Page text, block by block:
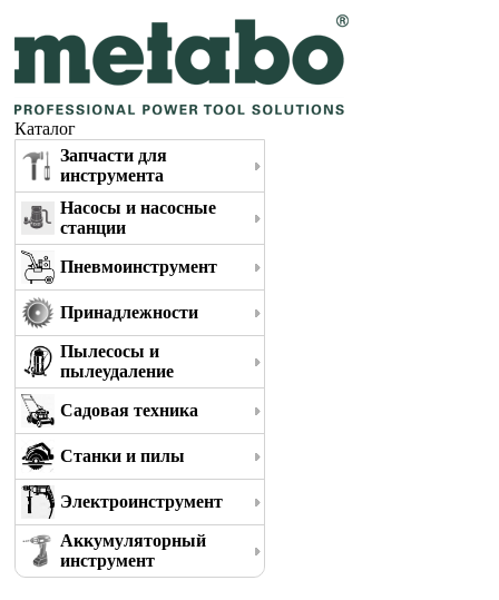
Каталог
Запчасти для
инструмента
Насосы и насосные
станции
Пневмоинструмент
Принадлежности
Пылесосы и
пылеудаление
Садовая техника
Станки и пилы
Электроинструмент
Аккумуляторный
инструмент